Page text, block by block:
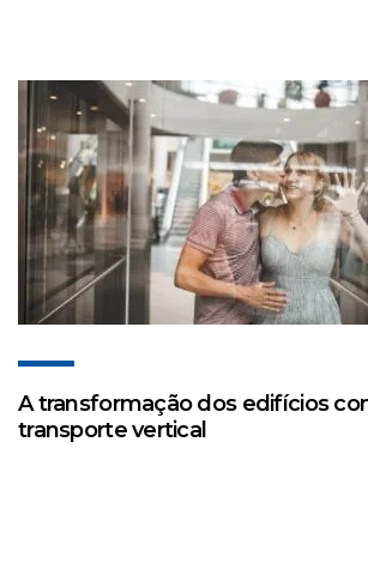
A transformação dos edifícios
transporte vertical